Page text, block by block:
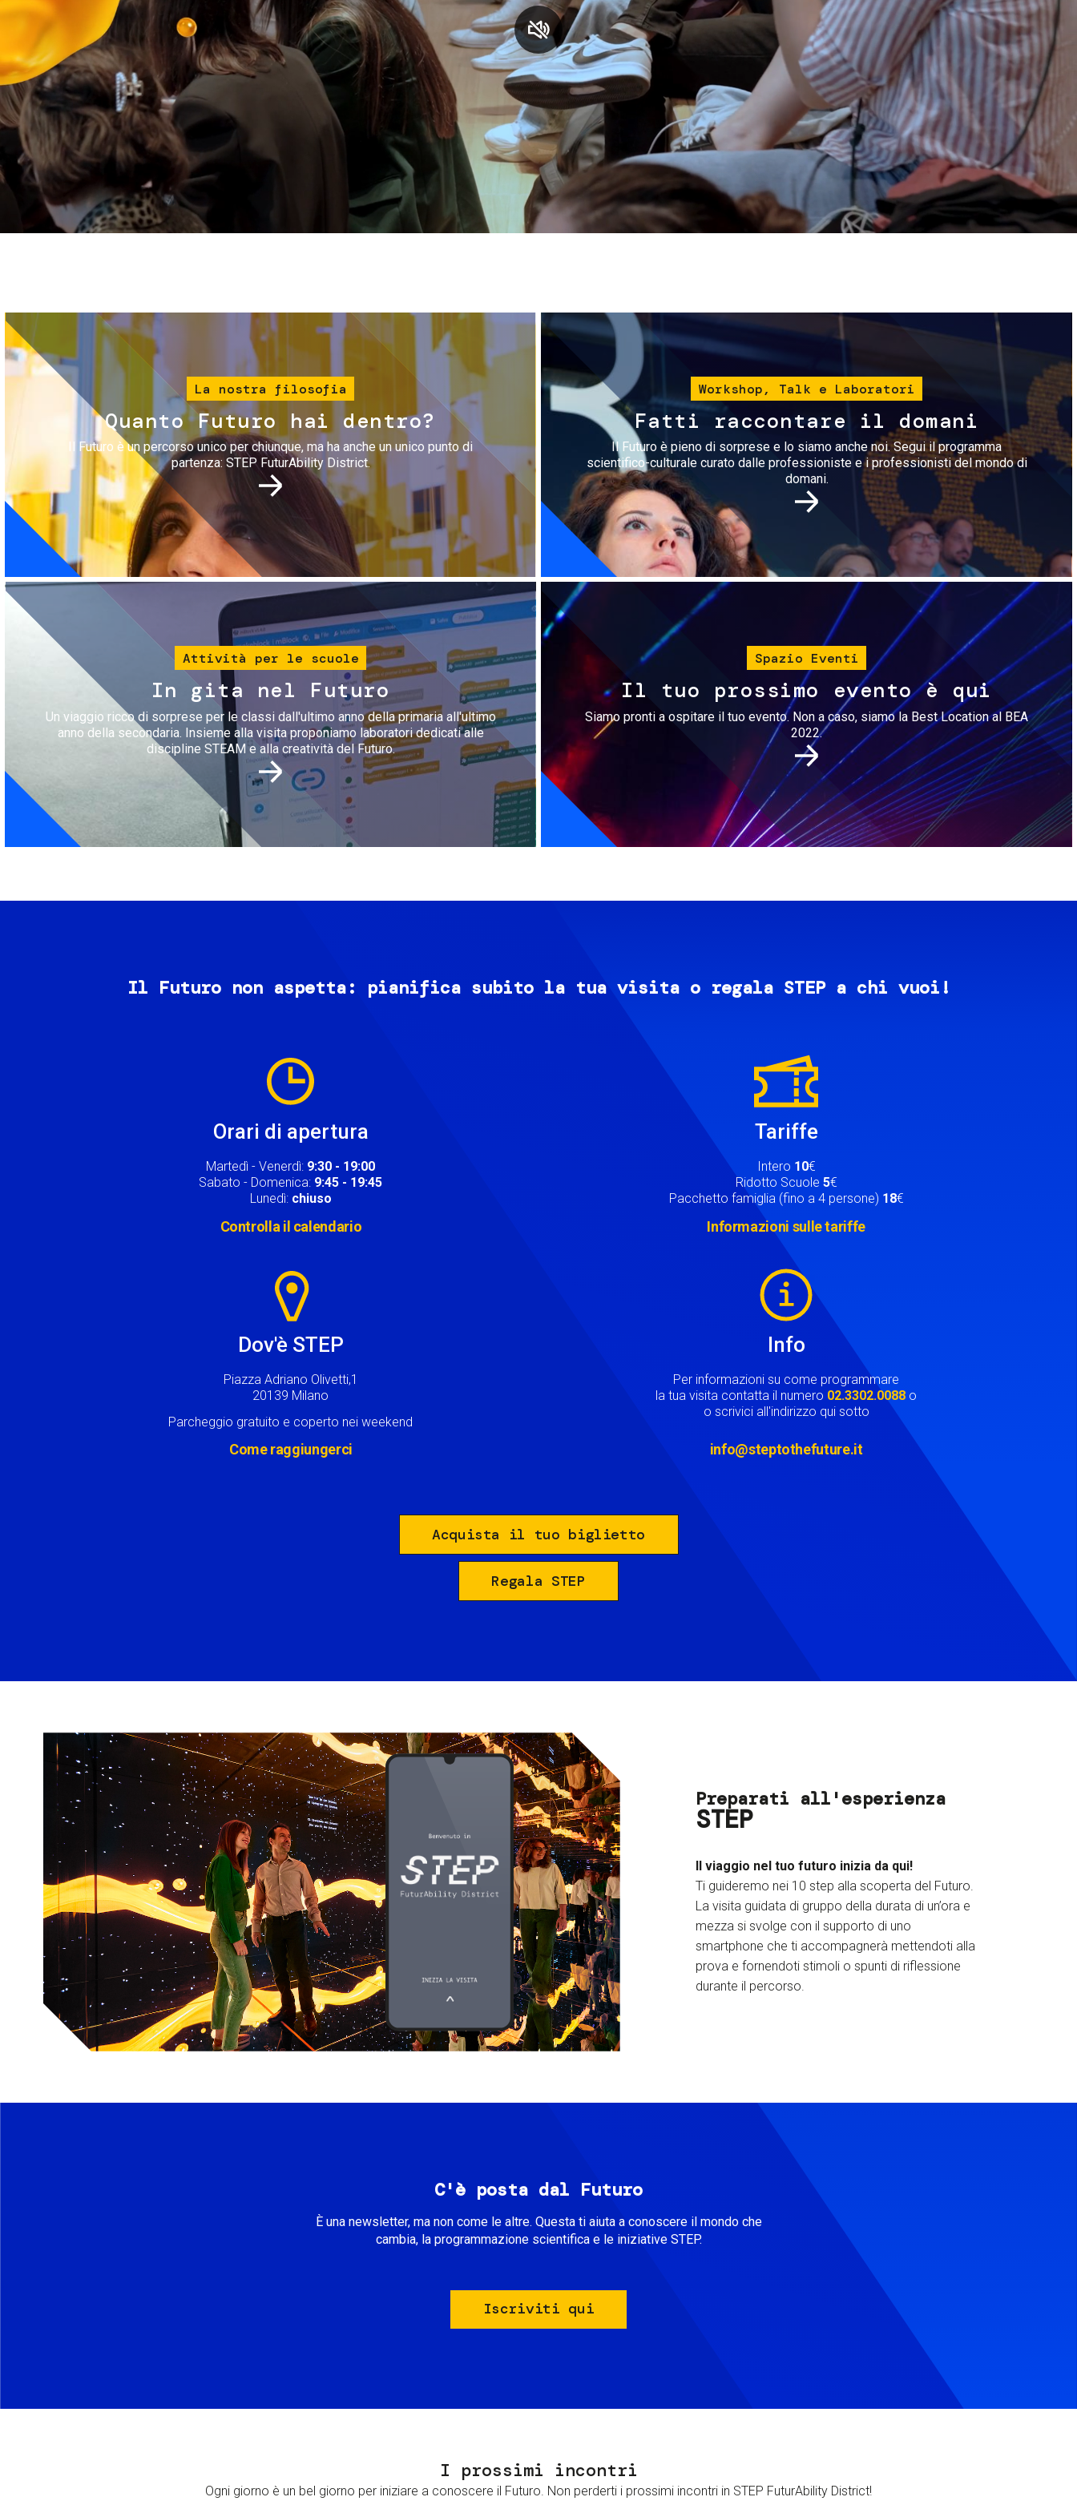
Servizi e accessibilità
Contatti
Biglietti
Immagine
La nostra filosofia
Quanto Futuro hai dentro?
Il Futuro è un percorso unico per chiunque, ma ha anche un unico punto di
partenza: STEP FuturAbility District.
Immagine
Workshop, Talk e Laboratori
Fatti raccontare il domani
Il Futuro è pieno di sorprese e lo siamo anche noi. Segui il programma
scientifico-culturale curato dalle professioniste e i professionisti del mondo di
domani.
Immagine
Attività per le scuole
In gita nel Futuro
Un viaggio ricco di sorprese per le classi dall'ultimo anno della primaria all'ultimo
anno della secondaria. Insieme alla visita proponiamo laboratori dedicati alle
discipline STEAM e alla creatività del Futuro.
Immagine
Spazio Eventi
Il tuo prossimo evento è qui
Siamo pronti a ospitare il tuo evento. Non a caso, siamo la Best Location al BEA
2022.
Il Futuro non aspetta: pianifica subito la tua visita o regala STEP a chi vuoi!
Orari di apertura
Martedì - Venerdì: 9:30 - 19:00
Sabato - Domenica: 9:45 - 19:45
Lunedì: chiuso
Controlla il calendario
Tariffe
Intero 10€
Ridotto Scuole 5€
Pacchetto famiglia (fino a 4 persone) 18€
Informazioni sulle tariffe
Dov'è STEP
Piazza Adriano Olivetti,1
20139 Milano
Parcheggio gratuito e coperto nei weekend
Come raggiungerci
Info
Per informazioni su come programmare
la tua visita contatta il numero 02.3302.0088 o
o scrivici all'indirizzo qui sotto
info@steptothefuture.it
Acquista il tuo biglietto
Regala STEP
Preparati all'esperienza
STEP
Il viaggio nel tuo futuro inizia da qui!
Ti guideremo nei 10 step alla scoperta del Futuro.
La visita guidata di gruppo della durata di un’ora e
mezza si svolge con il supporto di uno
smartphone che ti accompagnerà mettendoti alla
prova e fornendoti stimoli o spunti di riflessione
durante il percorso.
C'è posta dal Futuro
È una newsletter, ma non come le altre. Questa ti aiuta a conoscere il mondo che
cambia, la programmazione scientifica e le iniziative STEP.
Iscriviti qui
I prossimi incontri
Ogni giorno è un bel giorno per iniziare a conoscere il Futuro. Non perderti i prossimi incontri in STEP FuturAbility District!